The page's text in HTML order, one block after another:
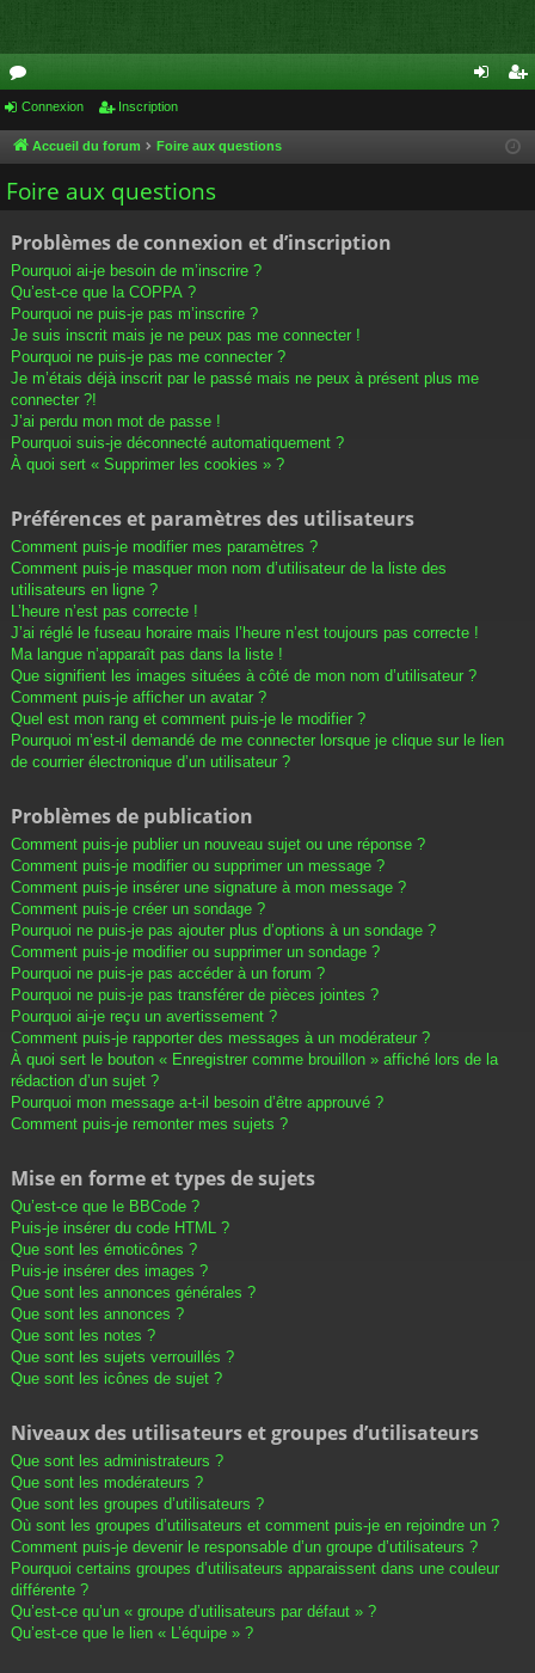
or
u
m
cri
Connexion Inscription
Accueil du forum Foire aux questions
Foire aux questions
Problèmes de connexion et d’inscription
Pourquoi ai-je besoin de m’inscrire ?
Qu’est-ce que la COPPA ?
Pourquoi ne puis-je pas m’inscrire ?
Je suis inscrit mais je ne peux pas me connecter !
Pourquoi ne puis-je pas me connecter ?
Je m’étais déjà inscrit par le passé mais ne peux à présent plus me
connecter ?!
J’ai perdu mon mot de passe !
Pourquoi suis-je déconnecté automatiquement ?
À quoi sert « Supprimer les cookies » ?
Préférences et paramètres des utilisateurs
Comment puis-je modifier mes paramètres ?
Comment puis-je masquer mon nom d’utilisateur de la liste des
utilisateurs en ligne ?
L’heure n’est pas correcte !
J’ai réglé le fuseau horaire mais l’heure n’est toujours pas correcte !
Ma langue n’apparaît pas dans la liste !
Que signifient les images situées à côté de mon nom d’utilisateur ?
Comment puis-je afficher un avatar ?
Quel est mon rang et comment puis-je le modifier ?
Pourquoi m’est-il demandé de me connecter lorsque je clique sur le lien
de courrier électronique d’un utilisateur ?
Problèmes de publication
Comment puis-je publier un nouveau sujet ou une réponse ?
Comment puis-je modifier ou supprimer un message ?
Comment puis-je insérer une signature à mon message ?
Comment puis-je créer un sondage ?
Pourquoi ne puis-je pas ajouter plus d’options à un sondage ?
Comment puis-je modifier ou supprimer un sondage ?
Pourquoi ne puis-je pas accéder à un forum ?
Pourquoi ne puis-je pas transférer de pièces jointes ?
Pourquoi ai-je reçu un avertissement ?
Comment puis-je rapporter des messages à un modérateur ?
À quoi sert le bouton « Enregistrer comme brouillon » affiché lors de la
rédaction d’un sujet ?
Pourquoi mon message a-t-il besoin d’être approuvé ?
Comment puis-je remonter mes sujets ?
Mise en forme et types de sujets
Qu’est-ce que le BBCode ?
Puis-je insérer du code HTML ?
Que sont les émoticônes ?
Puis-je insérer des images ?
Que sont les annonces générales ?
Que sont les annonces ?
Que sont les notes ?
Que sont les sujets verrouillés ?
Que sont les icônes de sujet ?
Niveaux des utilisateurs et groupes d’utilisateurs
Que sont les administrateurs ?
Que sont les modérateurs ?
Que sont les groupes d’utilisateurs ?
Où sont les groupes d’utilisateurs et comment puis-je en rejoindre un ?
Comment puis-je devenir le responsable d’un groupe d’utilisateurs ?
Pourquoi certains groupes d’utilisateurs apparaissent dans une couleur
différente ?
Qu’est-ce qu’un « groupe d’utilisateurs par défaut » ?
Qu’est-ce que le lien « L’équipe » ?